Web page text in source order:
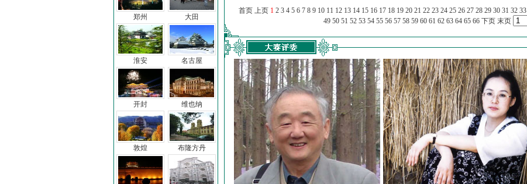
郑州
淮安
开封
敦煌
大田
名古屋
维也纳
布隆方丹
首页 上页 1 2 3 4 5 6 7 8 9 10 11 12 13 14 15 16 17 18 19 20 21 22 23 24 25 26 27 28 29 30 31 32 33
49 50 51 52 53 54 55 56 57 58 59 60 61 62 63 64 65 66 下页 末页